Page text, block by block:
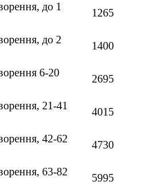
до 1
1265
до 2
1400
6-20
2695
21-41
4015
42-62
4730
63-82
5995